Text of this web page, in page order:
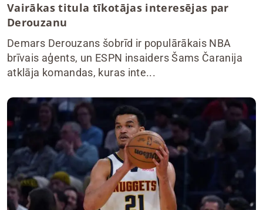
Vairākas titula tīkotājas interesējas par
Derouzanu
Demars Derouzans šobrīd ir populārākais NBA
brīvais aģents, un ESPN insaiders Šams Čaranija
atklāja komandas, kuras inte...